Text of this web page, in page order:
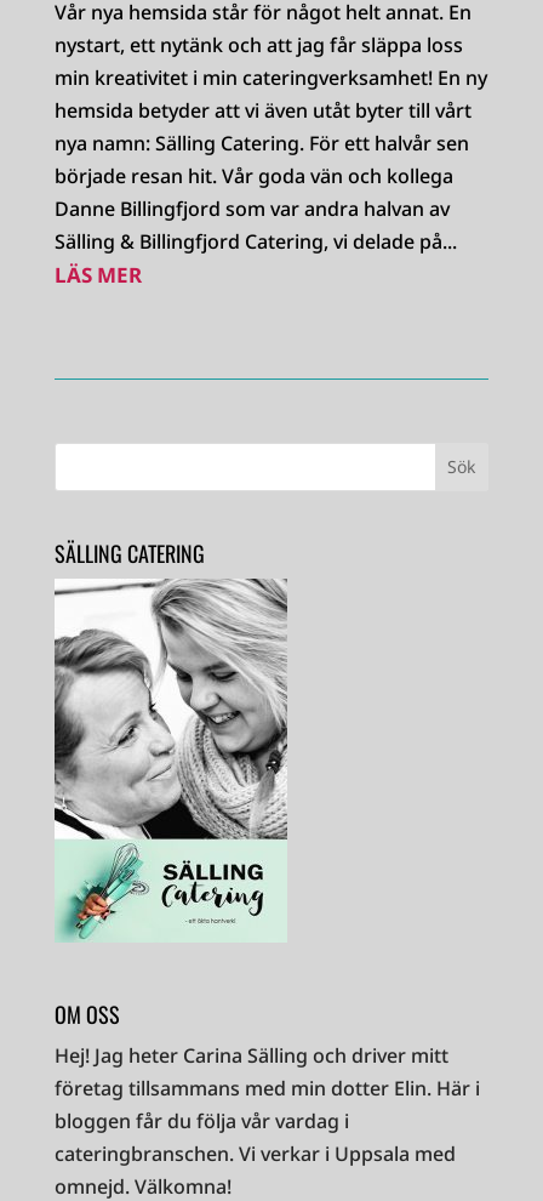
Vår nya hemsida står för något helt annat. En
nystart, ett nytänk och att jag får släppa loss
min kreativitet i min cateringverksamhet! En ny
hemsida betyder att vi även utåt byter till vårt
nya namn: Sälling Catering. För ett halvår sen
började resan hit. Vår goda vän och kollega
Danne Billingfjord som var andra halvan av
Sälling & Billingfjord Catering, vi delade på...
LÄS MER
SÄLLING CATERING
OM OSS
Hej! Jag heter Carina Sälling och driver mitt
företag tillsammans med min dotter Elin. Här i
bloggen får du följa vår vardag i
cateringbranschen. Vi verkar i Uppsala med
omnejd. Välkomna!